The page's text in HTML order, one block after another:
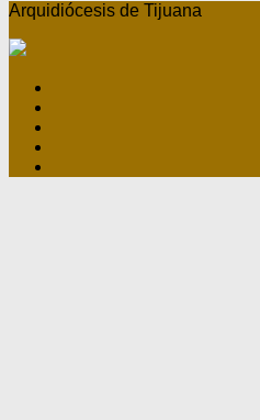
Arquidiócesis de Tijuana